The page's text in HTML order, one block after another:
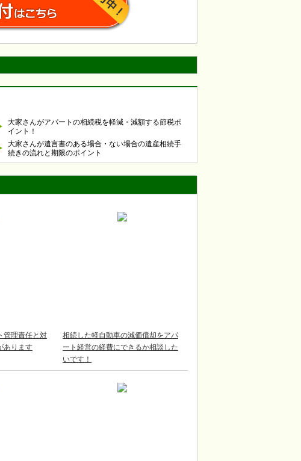
大家さんがアパートの相続税を軽減・減額する節税ポ
イント！
大家さんが遺言書のある場合・ない場合の遺産相続手
続きの流れと期限のポイント
管理責任と対
あります
相続した軽自動車の減価償却をアパ
ート経営の経費にできるか相談した
いです！